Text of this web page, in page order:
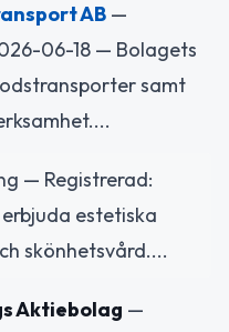
AB —
06-18 — Bolagets
samt
— Registrerad:
estetiska
skönhetsvård....
Aktiebolag —